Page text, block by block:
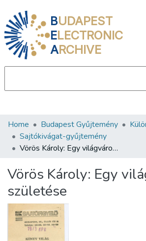
BUDAPEST
ELECTRONIC
ARCHIVE
Communities & Collections
All of DSpace
About us
Home Budapest Gyűjtemény
Sajtókivágat-gyűjtemény
Vörös Károly: Egy világváros születése
Vörös Károly: Egy
születése